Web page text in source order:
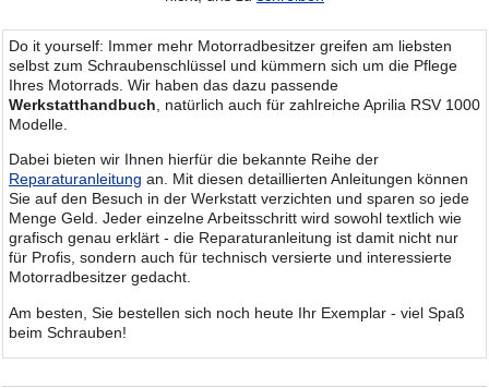
Do it yourself: Immer mehr Motorradbesitzer greifen am liebsten
selbst zum Schraubenschlüssel und kümmern sich um die Pflege
Ihres Motorrads. Wir haben das dazu passende
Werkstatthandbuch , natürlich auch für zahlreiche Aprilia RSV 1000
Modelle.
Dabei bieten wir Ihnen hierfür die bekannte Reihe der
Reparaturanleitung an. Mit diesen detaillierten Anleitungen können
Sie auf den Besuch in der Werkstatt verzichten und sparen so jede
Menge Geld. Jeder einzelne Arbeitsschritt wird sowohl textlich wie
grafisch genau erklärt - die Reparaturanleitung ist damit nicht nur
für Profis, sondern auch für technisch versierte und interessierte
Motorradbesitzer gedacht.
Am besten, Sie bestellen sich noch heute Ihr Exemplar - viel Spaß
beim Schrauben!